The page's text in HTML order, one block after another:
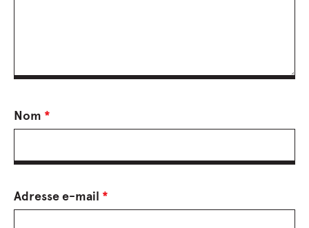
Nom *
Adresse e-mail *